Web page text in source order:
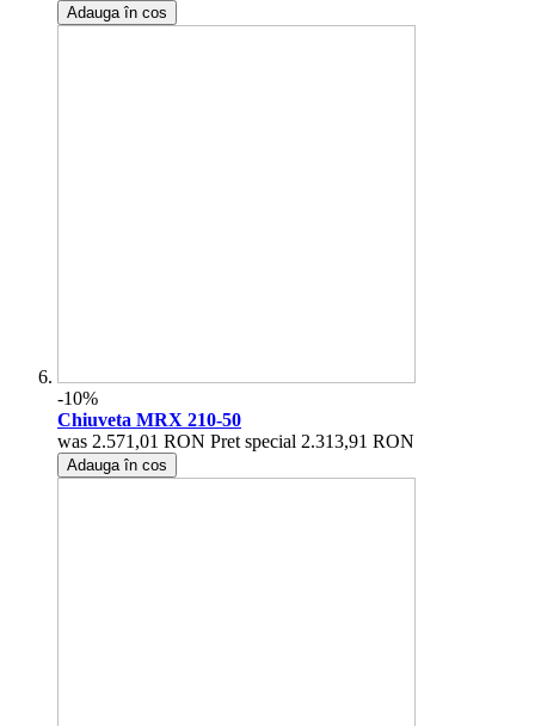
Adauga în cos
-10%
Chiuveta MRX 210-50
was 2.571,01 RON Pret special 2.313,91 RON
Adauga în cos